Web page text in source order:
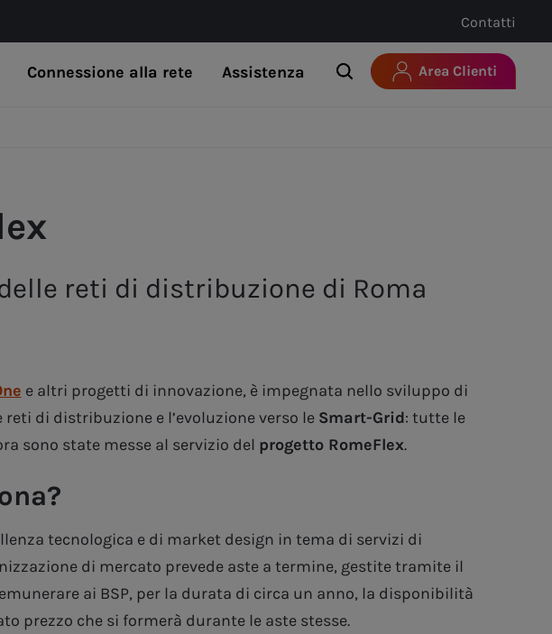
Contatti
Connessione alla rete Assistenza Area Clienti
reti di distribuzione di Roma
e altri progetti di innovazione, è impegnata nello sviluppo di
di distribuzione e l’evoluzione verso le Smart-Grid: tutte le
sono state messe al servizio del progetto RomeFlex.
tecnologica e di market design in tema di servizi di
di mercato prevede aste a termine, gestite tramite il
ai BSP, per la durata di circa un anno, la disponibilità
prezzo che si formerà durante le aste stesse.